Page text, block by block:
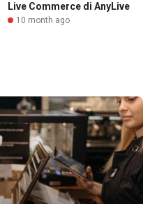
Live Commerce di AnyLive
10 month ago